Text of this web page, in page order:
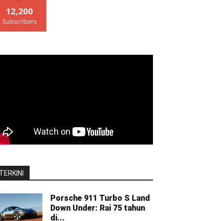
12,200
Subscribers
Porsche 911 Turbo S Land
Down Under: Rai 75 tahun
di...